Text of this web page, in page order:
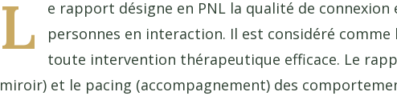
L
e rapport désigne en PNL la qualité de
personnes en interaction. Il est considéré
toute intervention thérapeutique efficace. Le
miroir) et le pacing (accompagnement) des